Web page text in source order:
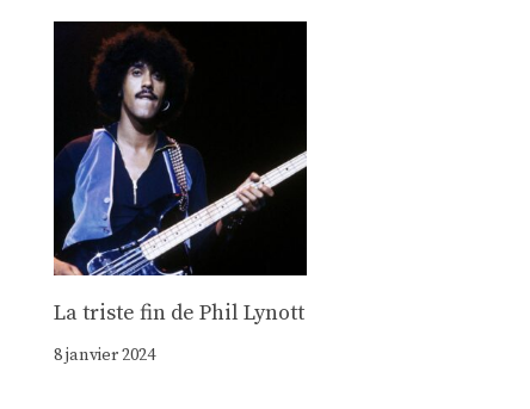
La triste fin de Phil Lynott
8 janvier 2024